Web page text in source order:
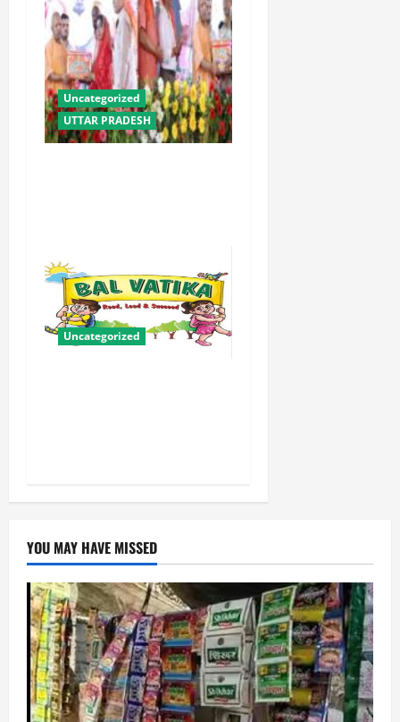
Uncategorized
UTTAR PRADESH
Uncategorized
YOU MAY HAVE MISSED